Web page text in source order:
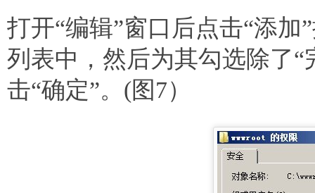
打开“编辑”窗口后点击“添加
列表中，然后为其勾选除了
击“确定”。(图7）